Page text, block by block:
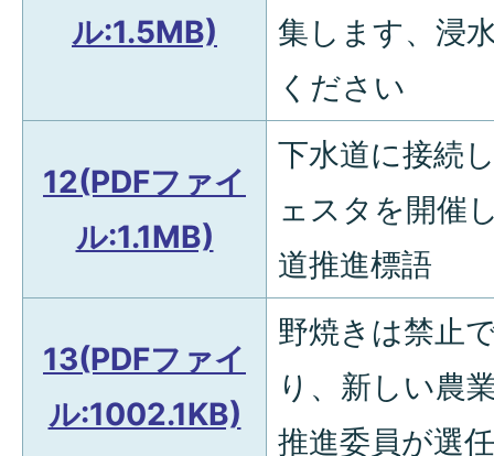
ル:1.5MB)
集します、浸
ください
12(PDFファイ
ル:1.1MB)
下水道に接続
ェスタを開催
道推進標語
13(PDFファイ
ル:1002.1KB)
野焼きは禁止
り、新しい農
推進委員が選任